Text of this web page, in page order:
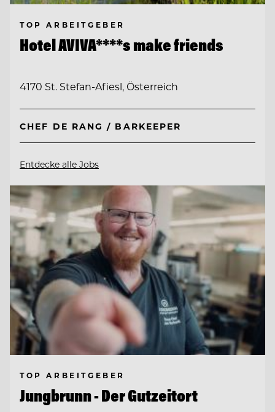
TOP ARBEITGEBER
Hotel AVIVA****s make friends
4170 St. Stefan-Afiesl, Österreich
CHEF DE RANG / BARKEEPER
Entdecke alle Jobs
TOP ARBEITGEBER
Jungbrunn - Der Gutzeitort